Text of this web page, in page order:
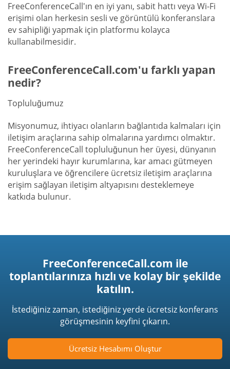
FreeConferenceCall'ın en iyi yanı, sabit hattı veya Wi-Fi
erişimi olan herkesin sesli ve görüntülü konferanslara
ev sahipliği yapmak için platformu kolayca
kullanabilmesidir.
FreeConferenceCall.com'u farklı yapan
nedir?
Topluluğumuz
Misyonumuz, ihtiyacı olanların bağlantıda kalmaları için
iletişim araçlarına sahip olmalarına yardımcı olmaktır.
FreeConferenceCall topluluğunun her üyesi, dünyanın
her yerindeki hayır kurumlarına, kar amacı gütmeyen
kuruluşlara ve öğrencilere ücretsiz iletişim araçlarına
erişim sağlayan iletişim altyapısını desteklemeye
katkıda bulunur.
FreeConferenceCall.com ile
toplantılarınıza hızlı ve kolay bir şekilde
katılın.
İstediğiniz zaman, istediğiniz yerde ücretsiz konferans
görüşmesinin keyfini çıkarın.
Ücretsiz Hesabımı Oluştur